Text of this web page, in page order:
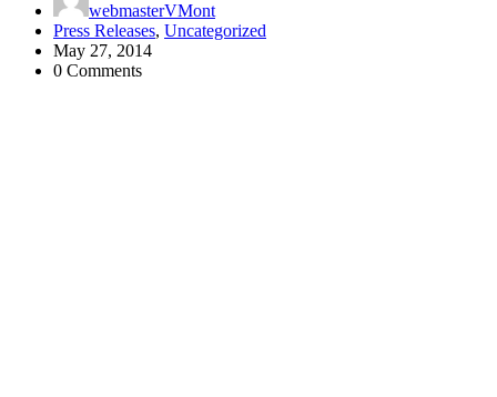
webmasterVMont
Press Releases, Uncategorized
May 27, 2014
0 Comments